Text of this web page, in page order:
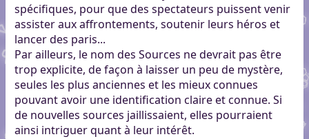
spécifiques, pour que des spectateurs puissent venir
assister aux affrontements, soutenir leurs héros et
lancer des paris...
Par ailleurs, le nom des Sources ne devrait pas être
trop explicite, de façon à laisser un peu de mystère,
seules les plus anciennes et les mieux connues
pouvant avoir une identification claire et connue. Si
de nouvelles sources jaillissaient, elles pourraient
ainsi intriguer quant à leur intérêt.